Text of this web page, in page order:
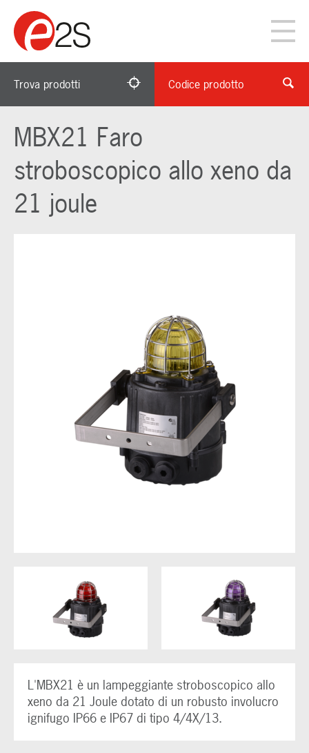
Trova prodotti Codice prodotto
MBX21 Faro
stroboscopico allo xeno da
21 joule
L'MBX21 è un lampeggiante stroboscopico allo
xeno da 21 Joule dotato di un robusto involucro
ignifugo IP66 e IP67 di tipo 4/4X/13.